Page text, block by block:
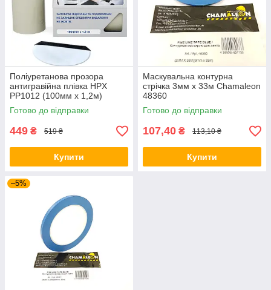
Поліуретанова прозора
антигравійна плівка HPX
PP1012 (100мм x 1,2м)
Готово до відправки
449 ₴ 519 ₴
Купити
Маскувальна контурна
стрічка 3мм х 33м Chamaleon
48360
Готово до відправки
107,40 ₴ 113,10 ₴
Купити
–5%